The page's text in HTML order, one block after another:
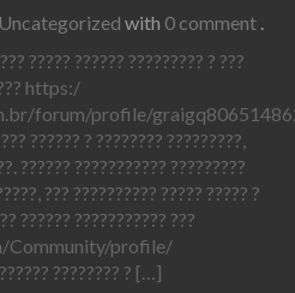
Uncategorized with 0 comment .
????? ?????? ????????? ? ???
https:/
forum/profile/
?????? ? ???????? ?????????,
?????? ??????????? ?????????
??? ?????????? ????? ????? ?
?????? ??????????? ???
Community/profile/
???????? ? […]